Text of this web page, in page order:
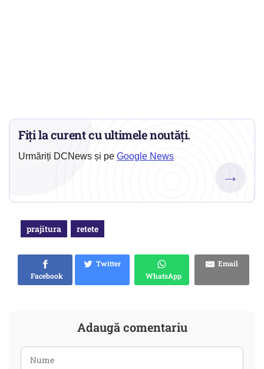
Fiți la curent cu ultimele noutăți.
Urmăriți DCNews și pe Google News
→
prajitura retete
Facebook
Twitter
WhatsApp
Email
Adaugă comentariu